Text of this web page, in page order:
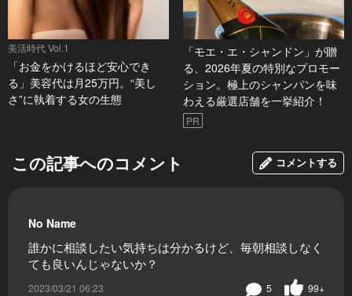
美活時代 Vol.1
「お金をかけるほど安心でき
る」美容代は月25万円。“美し
さ”に執着する女の生態
「モエ・エ・シャンドン」が贈
る、2026年夏の特別なプロモー
ション。極上のシャンパンを味
わえる厳選店舗を一挙紹介！
PR
この記事へのコメント コメントする
No Name
誰かに相談したい気持ちは分かるけど、毎朝相談しなく
ても良いんじゃないか？
2023/03/21 06:23 99+
5